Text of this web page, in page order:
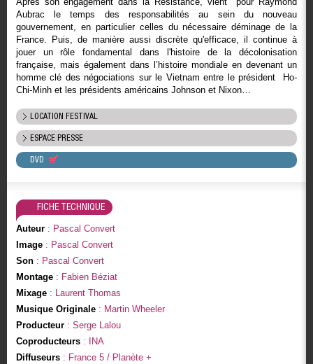
Aubrac le temps des responsabilités au sein du nouveau
gouvernement, en particulier celles du nécessaire déminage de la
France. Puis, de manière aussi discrète qu'efficace, il continue à
jouer un rôle fondamental dans l'histoire de la décolonisation
française, mais également dans l’histoire mondiale en devenant un
homme clé des négociations sur le Vietnam entre le président Ho-
Chi-Minh et les présidents américains Johnson et Nixon…
LOCATION FESTIVAL
ESPACE PRESSE
DVD
FICHE TECHNIQUE
Auteur: Pascal Convert
Image: Pascal Convert
Son: Pascal Convert
Montage: Fabien Béziat
Mixage: Laurent Thomas
Musique Originale: Martin Wheeler
Producteur: Serge Lalou
Coproducteurs: INA
Diffuseurs: France 5 / Planète +